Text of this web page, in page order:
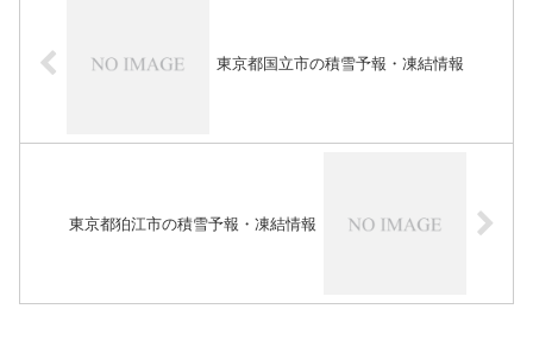
東京都国立市の積雪予報・凍結情報
東京都狛江市の積雪予報・凍結情報